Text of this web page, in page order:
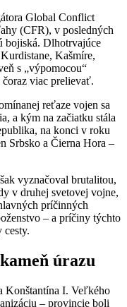
Global Conflict
(CFR), v posledných
bojiská. Dlhotrvajúce
Kašmíre,
s „výpomocou“
viac prelievať.
reťaze vojen sa
a kým na začiatku stála
na konci v roku
Srbsko a Čierna Hora –
vyznačoval brutalitou,
v druhej svetovej vojne,
príčinných
– a príčiny týchto
cesty.
úrazu
Konštantína I. Veľkého
– provincie boli